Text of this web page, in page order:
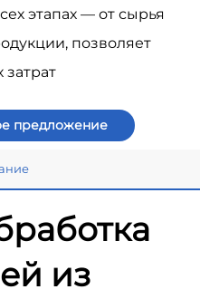
этапах — от сырья
позволяет
затрат
предложение
из